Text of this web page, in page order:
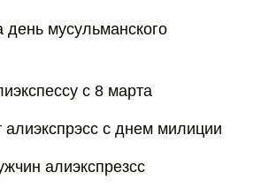
день мусульманского
с 8 марта
алиэкспрэсс с днем милиции
алиэкспрезсс